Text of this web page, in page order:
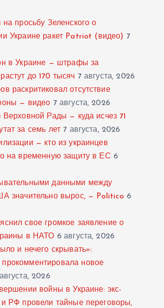
на просьбу Зеленского о
Украине ракет Patriot (видео) 7
в Украине — штрафы за
до 170 тысяч 7 августа, 2026
раскритиковал отсутствие
— видео 7 августа, 2026
Верховной Рады — куда исчез 71
за семь лет 7 августа, 2026
— кто из украинцев
на временную защиту в ЕС 6
данными между
значительно вырос, — Politico 6
свое громкое заявление о
в НАТО 6 августа, 2026
и нечего скрывать»:
новое
2026
войны в Украине: экс-
РФ провели тайные переговоры,